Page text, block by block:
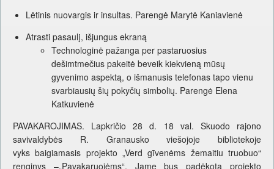
Lėtinis nuovargis ir insultas. Parengė Marytė Kaniavienė
Atrasti pasaulį, išjungus ekraną
Technologinė pažanga per pastaruosius
dešimtmečius pakeitė beveik kiekvieną mūsų
gyvenimo aspektą, o išmanusis telefonas tapo vienu
svarbiausių šių pokyčių simbolių. Parengė Elena
Katkuvienė
PAVAKAROJIMAS. Lapkričio 28 d. 18 val. Skuodo rajono
savivaldybės R. Granausko viešojoje bibliotekoje
vyks baigiamasis projekto „Verd gīvenėms žemaitiu truobuo“
renginys –„Pavakaruojėms“. Jame bus padėkota projekto